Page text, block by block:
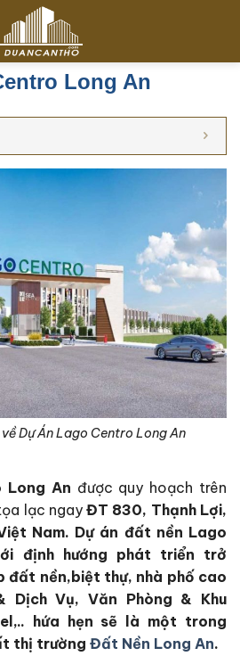
Long An
Dự Án Lago Centro Long An
Long An được quy hoạch trên
lạc ngayĐT 830, Thạnh Lợi,
Nam. Dự án đất nền Lago
định hướng phát triển trở
đất nền,biệt thự, nhà phố cao
Dịch Vụ, Văn Phòng & Khu
hứa hẹn sẽ là một trong
thị trường Đất Nền Long An.